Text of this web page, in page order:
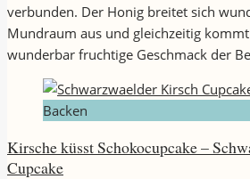
verbunden. Der Honig breitet sich
Mundraum aus und gleichzeitig
wunderbar fruchtige Geschmack der
Backen
Kirsche küsst Schokocupcake –
Cupcake